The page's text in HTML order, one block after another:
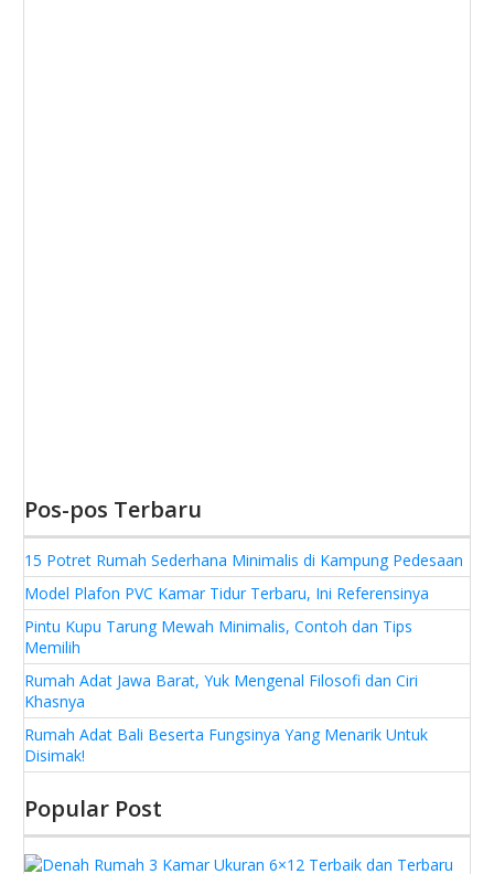
Pos-pos Terbaru
15 Potret Rumah Sederhana Minimalis di Kampung Pedesaan
Model Plafon PVC Kamar Tidur Terbaru, Ini Referensinya
Pintu Kupu Tarung Mewah Minimalis, Contoh dan Tips
Memilih
Rumah Adat Jawa Barat, Yuk Mengenal Filosofi dan Ciri
Khasnya
Rumah Adat Bali Beserta Fungsinya Yang Menarik Untuk
Disimak!
Popular Post